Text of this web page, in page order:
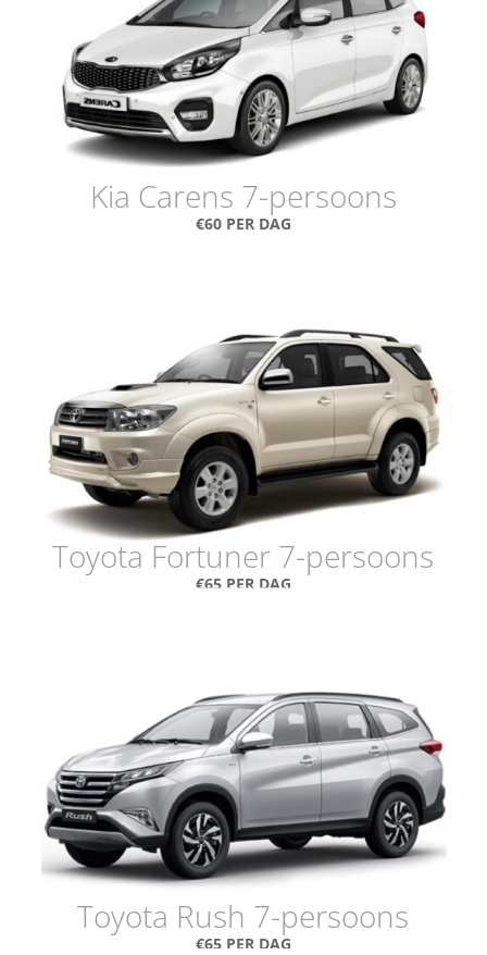
Kia Carens 7-persoons
€60 PER DAG
Toyota Fortuner 7-persoons
€65 PER DAG
Toyota Rush 7-persoons
€65 PER DAG